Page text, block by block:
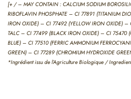
[+ / – MAY CONTAIN : CALCIUM SODIUM
RIBOFLAVIN PHOSPHATE – CI 77891 (TITANIUM
IRON OXIDE) – CI 77492 (YELLOW IRON OXIDE)
TALC – CI 77499 (BLACK IRON OXIDE) – CI 75470
BLUE) – CI 77510 (FERRIC AMMONIUM
GREEN) – CI 77289 (CHROMIUM HYDROXIDE
*Ingrédient issu de l’Agriculture Biologique /